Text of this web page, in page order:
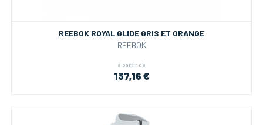
REEBOK ROYAL GLIDE GRIS ET ORANGE
REEBOK
à partir de
137,16 €